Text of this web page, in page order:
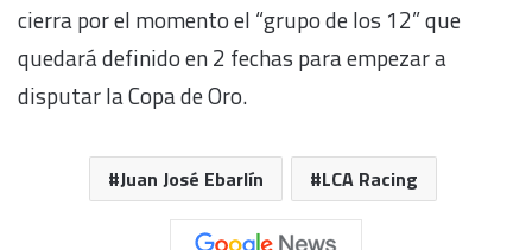
cierra por el momento el “grupo de los 12” que
quedará definido en 2 fechas para empezar a
disputar la Copa de Oro.
Juan José Ebarlín LCA Racing